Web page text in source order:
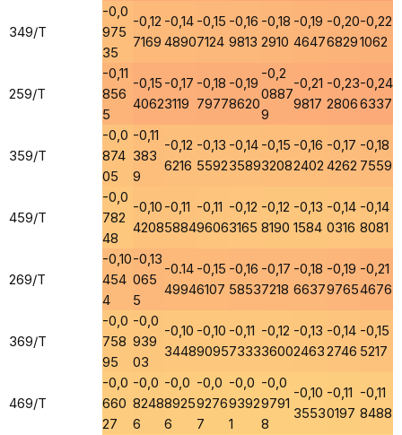
349/T
-0,0
975
35
-0,12
7169
-0,14
4890
-0,15
7124
-0,16
9813
-0,18
2910
-0,19
4647
-0,20
6829
-0,22
1062
259/T
-0,11
856
5
-0,15
4062
-0,17
3119
-0,18
7977
-0,19
8620
-0,2
0887
9
-0,21
9817
-0,23
2806
-0,24
6337
359/T
-0,0
874
05
-0,11
383
9
-0,12
6216
-0,13
5592
-0,14
3589
-0,15
3208
-0,16
2402
-0,17
4262
-0,18
7559
459/T
-0,0
782
48
-0,10
4208
-0,11
5884
-0,11
9606
-0,12
3165
-0,12
8190
-0,13
1584
-0,14
0316
-0,14
8081
269/T
-0,10
454
4
-0,13
065
5
-0.14
4994
-0,15
6107
-0,16
5853
-0,17
7218
-0,18
6637
-0,19
9765
-0,21
4676
369/T
-0,0
758
95
-0,0
939
03
-0,10
3448
-0,10
9095
-0,11
7333
-0,12
3600
-0,13
2463
-0,14
2746
-0,15
5217
469/T
-0,0
660
27
-0,0
8248
6
-0,0
8925
6
-0,0
9276
7
-0,0
9392
1
-0,0
9791
8
-0,10
3553
-0,11
0197
-0,11
8488